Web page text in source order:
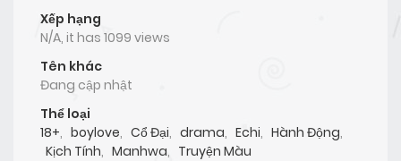
Xếp hạng
N/A, it has 1099 views
Tên khác
Đang cập nhật
Thể loại
18+, boylove, Cổ Đại, drama, Echi, Hành Động,
Kịch Tính, Manhwa, Truyện Màu